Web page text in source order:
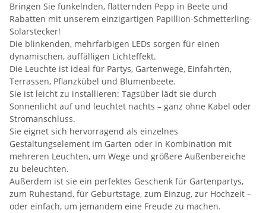
Bringen Sie funkelnden, flatternden Pepp in Beete und
Rabatten mit unserem einzigartigen Papillion-Schmetterling-
Solarstecker!
Die blinkenden, mehrfarbigen LEDs sorgen für einen
dynamischen, auffälligen Lichteffekt.
Die Leuchte ist ideal für Partys, Gartenwege, Einfahrten,
Terrassen, Pflanzkübel und Blumenbeete.
Sie ist leicht zu installieren: Tagsüber lädt sie durch
Sonnenlicht auf und leuchtet nachts – ganz ohne Kabel oder
Stromanschluss.
Sie eignet sich hervorragend als einzelnes
Gestaltungselement im Garten oder in Kombination mit
mehreren Leuchten, um Wege und größere Außenbereiche
zu beleuchten.
Außerdem ist sie ein perfektes Geschenk für Gartenpartys,
zum Ruhestand, für Geburtstage, zum Einzug, zur Hochzeit –
oder einfach, um jemandem eine Freude zu machen.